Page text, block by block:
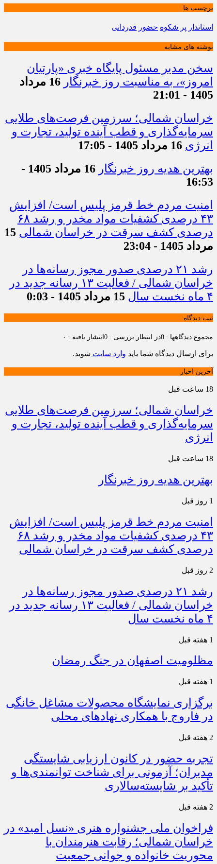
برچسب ها
استاندار پر شکوه حضور قدردانی
نوشته های مشابه
سخن مدیر مسئول پایگاه خبری «پارتیان
امروز»، به مناسبت روز خبرنگار
16 مرداد
1405 - 21:01
خراسان شمالی؛ سرزمین فرصت‌های طلایی
سرمایه‌گذاری و قطب آینده تولید، تجارت و
انرژی 16 مرداد 1405 - 17:05
بهترین هدیه روز خبرنگار
16 مرداد 1405 -
16:53
امنیت مردم خط قرمز پلیس است/ افزایش
۴۳ درصدی کشفیات مواد مخدر و رشد ۶۸
درصدی کشف سرقت در خراسان شمالی 15
مرداد 1405 - 23:04
رشد ۲۱ درصدی صدور مجوز رسانه‌ها در
خراسان شمالی / فعالیت ۱۳ رسانه جدید در
۴ ماه نخست سال
15 مرداد 1405 - 0:03
ثبت دیدگاه
مجموع دیدگاهها : 0 در انتظار بررسی : 0 انتشار یافته : ۰
برای ارسال دیدگاه شما باید وارد سایت شوید.
آخرین اخبار
18 ساعت قبل
خراسان شمالی؛ سرزمین فرصت‌های طلایی
سرمایه‌گذاری و قطب آینده تولید، تجارت و
انرژی
18 ساعت قبل
بهترین هدیه روز خبرنگار
1 روز قبل
امنیت مردم خط قرمز پلیس است/ افزایش
۴۳ درصدی کشفیات مواد مخدر و رشد ۶۸
درصدی کشف سرقت در خراسان شمالی
2 روز قبل
رشد ۲۱ درصدی صدور مجوز رسانه‌ها در
خراسان شمالی / فعالیت ۱۳ رسانه جدید در
۴ ماه نخست سال
1 هفته قبل
مظلومیت اصفهان در جنگ رمضان
1 هفته قبل
برگزاری نمایشگاه محصولات مشاغل خانگی
در فاروج با همکاری نهادهای محلی
2 هفته قبل
تجربه حضور در کانون ارزیابی شایستگی
مدیران؛ آزمونی برای شناخت توانمندی‌ها و
تأکید بر شایسته‌سالاری
2 هفته قبل
فراخوان ملی جشنواره هنری «نسل امید» در
خراسان شمالی؛ رقابت هنرمندان با
محوریت خانواده و جوانی جمعیت